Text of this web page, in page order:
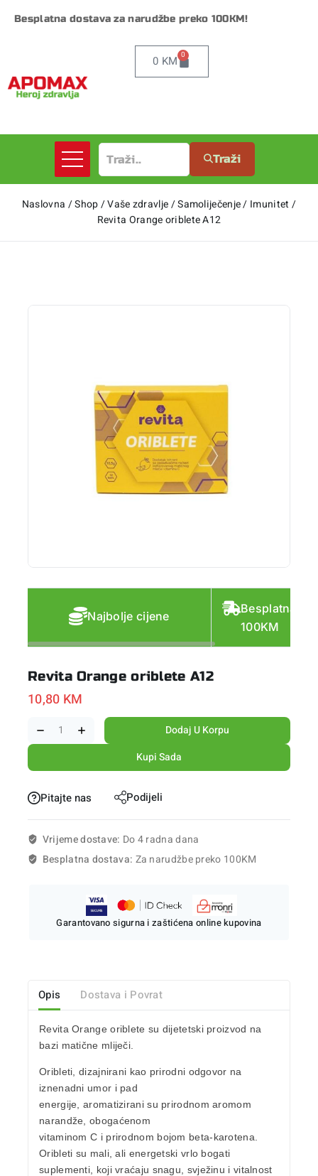
Besplatna dostava za narudžbe preko 100KM!
0 KM 0
Traži
Naslovna /Shop/Vaše zdravlje/Samoliječenje/ Imunitet /
Revita Orange oriblete A12
Najbolje cijene
Besplatna
100KM
Revita Orange oriblete A12
10,80 KM
Dodaj U Korpu
Kupi Sada
Pitajte nas Podijeli
Vrijeme dostave: Do 4 radna dana
Besplatna dostava: Za narudžbe preko 100KM
Garantovano sigurna i zaštićena online kupovina
Opis Dostava i Povrat
Revita Orange oriblete su dijetetski proizvod na
bazi matične mliječi.
Oribleti, dizajnirani kao prirodni odgovor na
iznenadni umor i pad
energije, aromatizirani su prirodnom aromom
narandže, obogaćenom
vitaminom C i prirodnom bojom beta-karotena.
Oribleti su mali, ali energetski vrlo bogati
suplementi, koji vraćaju snagu, svježinu i vitalnost